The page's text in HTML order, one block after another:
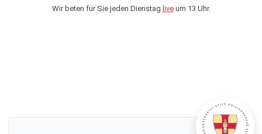
Wir beten für Sie jeden Dienstag liveum 13 Uhr.